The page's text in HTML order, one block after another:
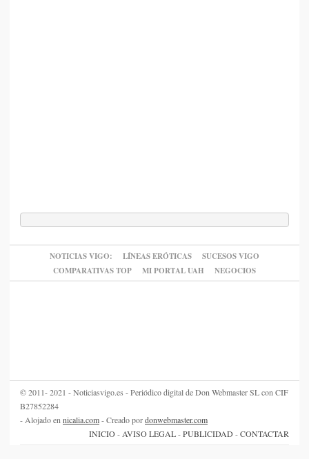
NOTICIAS VIGO: LÍNEAS ERÓTICAS
SUCESOS VIGO
COMPARATIVAS TOP
MI PORTAL UAH NEGOCIOS
© 2011- 2021 - Noticiasvigo.es - Periódico digital de Don Webmaster SL con CIF
B27852284
- Alojado ennicalia.com- Creado pordonwebmaster.com
INICIO-AVISO LEGAL-PUBLICIDAD -CONTACTAR